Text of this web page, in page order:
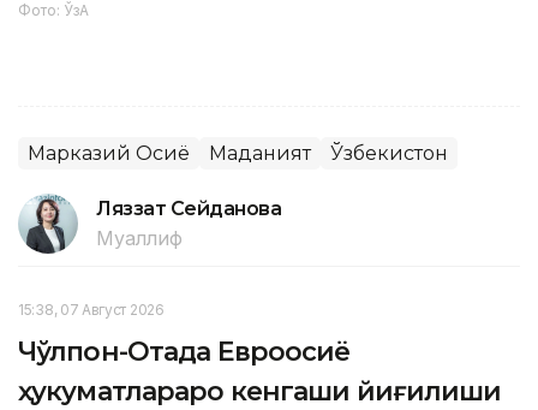
Фото: ЎзА
Марказий Осиё Маданият Ўзбекистон
Ляззат Сейданова
Муаллиф
15:38, 07 Август 2026
Чўлпон-Отада Евроосиё
ҳукуматлараро кенгаши йиғилиши